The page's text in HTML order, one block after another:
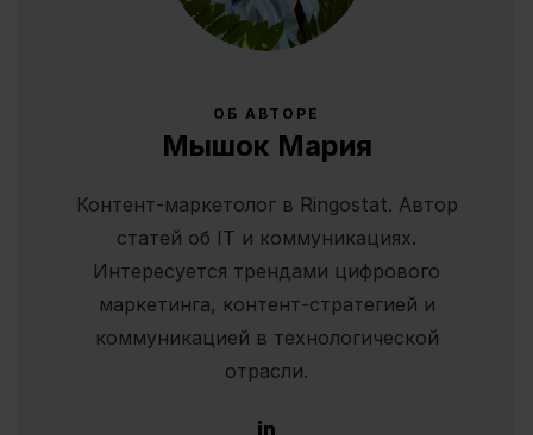
ОБ АВТОРЕ
Мышок Мария
Контент-маркетолог в Ringostat. Автор
статей об IT и коммуникациях.
Интересуется трендами цифрового
маркетинга, контент-стратегией и
коммуникацией в технологической
отрасли.